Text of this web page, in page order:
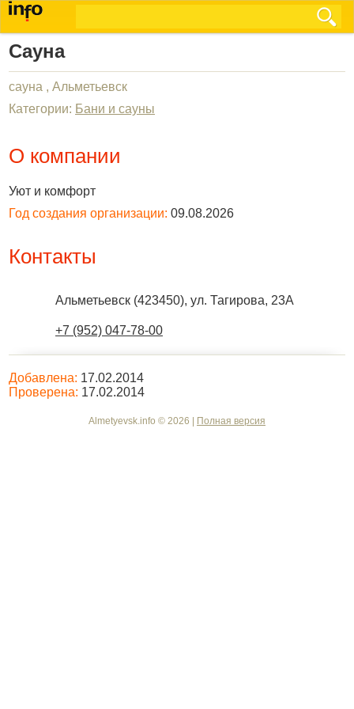
Сауна
сауна , Альметьевск
Категории: Бани и сауны
О компании
Уют и комфорт
Год создания организации: 09.08.2026
Контакты
Альметьевск (423450), ул. Тагирова, 23А
+7 (952) 047-78-00
Добавлена: 17.02.2014
Проверена: 17.02.2014
Almetyevsk.info © 2026 | Полная версия